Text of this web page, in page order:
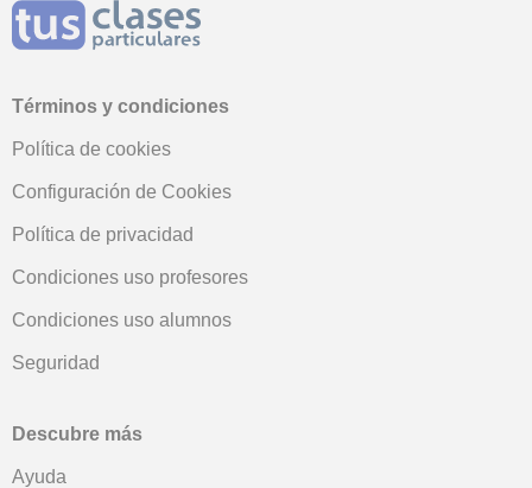
Términos y condiciones
Política de cookies
Configuración de Cookies
Política de privacidad
Condiciones uso profesores
Condiciones uso alumnos
Seguridad
Descubre más
Ayuda